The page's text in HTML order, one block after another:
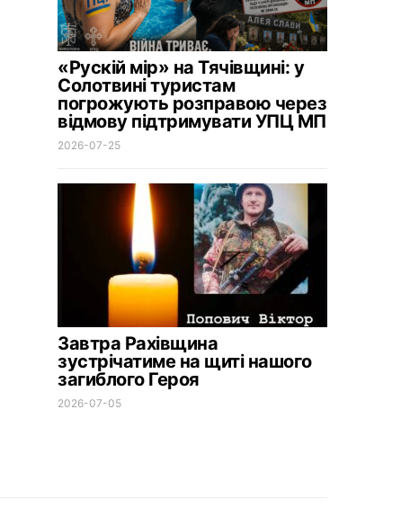
«Рускій мір» на Тячівщині: у
Солотвині туристам
погрожують розправою через
відмову підтримувати УПЦ МП
2026-07-25
Завтра Рахівщина
зустрічатиме на щиті нашого
загиблого Героя
2026-07-05